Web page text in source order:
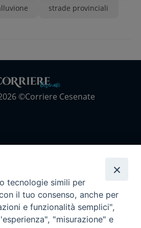
strade provinciali
©Corriere Cesenate
tecnologie simili per
il tuo consenso, anche per
e funzionalità semplici",
"misurazione" e